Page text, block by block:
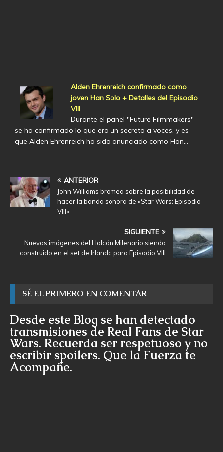
Alden Ehrenreich confirmado como
joven Han Solo + Detalles del Episodio
VIII
Durante el panel "Future Filmmakers"
se ha confirmado lo que era un secreto a voces, y es
que Alden Ehrenreich ha sido anunciado como Han…
ANTERIOR
John Williams bromea sobre la posibilidad de
hacer la banda sonora de «Star Wars: Episodio
VIII»
SIGUIENTE
Nuevas imágenes del Halcón Milenario siendo
construido en el set de Irlanda para Episodio VIII
SÉ EL PRIMERO EN COMENTAR
Desde este Blog se han detectado
transmisiones de Real Fans de Star
Wars. Recuerda ser respetuoso y no
escribir spoilers. Que la Fuerza te
Acompañe.